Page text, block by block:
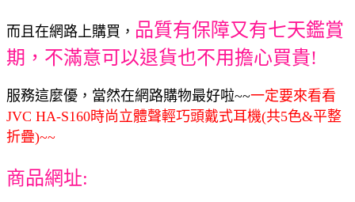
而且在網路上購買， 品質有保障又有七天鑑賞
期，不滿意可以退貨也不用擔心買貴!
服務這麼優，當然在網路購物最好啦~~一定要來看看
JVC HA-S160時尚立體聲輕巧頭戴式耳機(共5色&平整
折疊)~~
商品網址: